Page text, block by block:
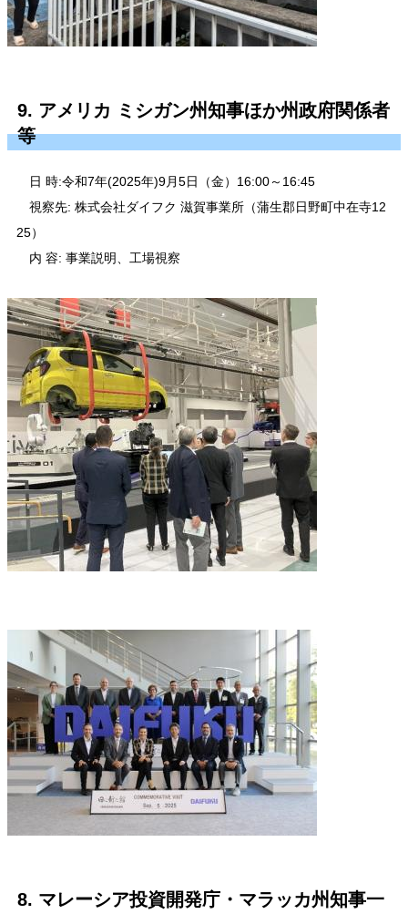
9. アメリカ ミシガン州知事ほか州政府関係者
等
日 時:令和7年(2025年)9月5日（金）16:00～16:45
視察先: 株式会社ダイフク 滋賀事業所（蒲生郡日野町中在寺12
25）
内 容: 事業説明、工場視察
8. マレーシア投資開発庁・マラッカ州知事一